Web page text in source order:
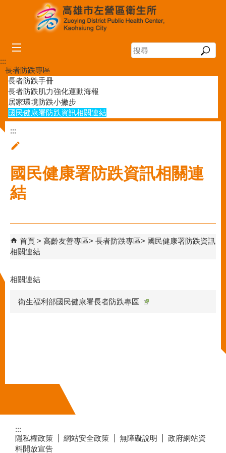
跳到主要內容區塊
搜
尋
:::
長者防跌專區
長者防跌手冊
長者防跌肌力強化運動海報
居家環境防跌小撇步
國民健康署防跌資訊相關連結
:::
國民健康署防跌資訊相關連
結
首頁 高齡友善專區 長者防跌專區
國民健康署防跌資訊
相關連結
相關連結
衛生福利部國民健康署長者防跌專區
:::
隱私權政策
網站安全政策 無障礙說明
政府網站資
料開放宣告